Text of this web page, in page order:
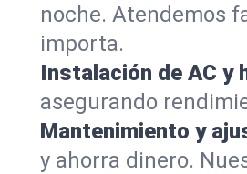
noche. Atendemos
importa.
Instalación de AC y
asegurando
Mantenimiento y
y ahorra dinero.